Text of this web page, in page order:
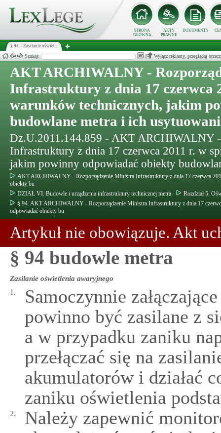
STRONA
GŁÓWNA
AKTY
PRAWNE
DOKUMENTY
§ 94. - Zasilanie oświet...
Szukaj: Wyłącz reklamy, przeglądaj
AKT ARCHIWALNY -
Infrastruktury z dnia 17 czerwca
warunków technicznych, jakim
budowlane metra i ich
Dz.U.2011.144.859 - AKT ARCHIWALNY
Infrastruktury z dnia 17 czerwca 2011 r. w
jakim powinny odpowiadać obiekty
AKT ARCHIWALNY - Rozporządzenie Ministra Infrastruktury z dnia 17 czerwca
obiekty bu
DZIAŁ VI. Budowle i urządzenia infrastruktury technicznej metra
Rozdział 5.
§ 94. AKT ARCHIWALNY - Rozporządzenie Ministra Infrastruktury z dnia 17
odpowiadać obiekty bu
Artykuł nie obowiązuje. Akt
§ 94 budowle metra
Zasilanie oświetlenia awaryjnego
1.
Samoczynnie
powinno być zasilane z
a w przypadku zaniku
przełączać się na
akumulatorów i działać
zaniku oświetlenia
2.
Należy zapewnić